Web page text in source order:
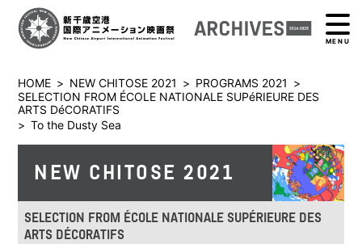
MENU
HOME > NEW CHITOSE 2021 > PROGRAMS 2021 >
SELECTION FROM ÉCOLE NATIONALE SUPéRIEURE DES
ARTS DéCORATIFS
> To the Dusty Sea
NEW CHITOSE 2021
SELECTION FROM ÉCOLE NATIONALE SUPÉRIEURE DES
ARTS DÉCORATIFS